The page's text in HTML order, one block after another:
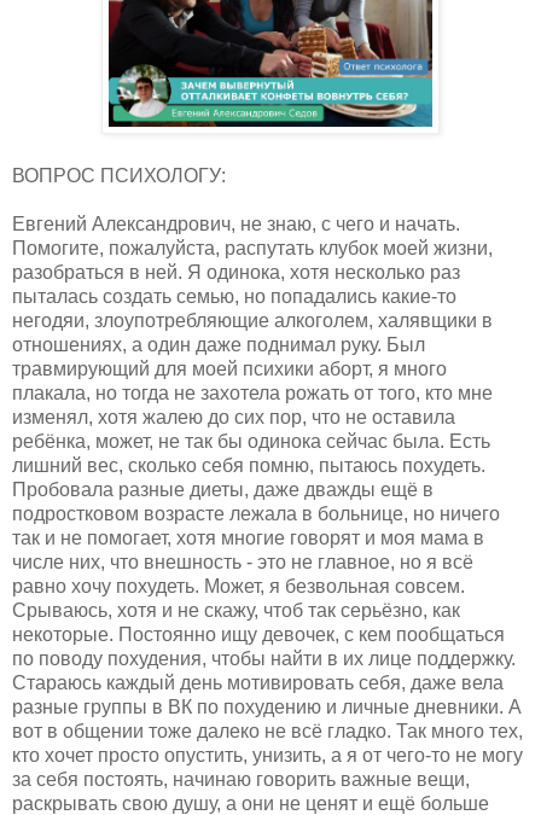
ВОПРОС ПСИХОЛОГУ:
Евгений Александрович, не знаю, с чего и начать.
Помогите, пожалуйста, распутать клубок моей жизни,
разобраться в ней. Я одинока, хотя несколько раз
пыталась создать семью, но попадались какие-то
негодяи, злоупотребляющие алкоголем, халявщики в
отношениях, а один даже поднимал руку. Был
травмирующий для моей психики аборт, я много
плакала, но тогда не захотела рожать от того, кто мне
изменял, хотя жалею до сих пор, что не оставила
ребёнка, может, не так бы одинока сейчас была. Есть
лишний вес, сколько себя помню, пытаюсь похудеть.
Пробовала разные диеты, даже дважды ещё в
подростковом возрасте лежала в больнице, но ничего
так и не помогает, хотя многие говорят и моя мама в
числе них, что внешность - это не главное, но я всё
равно хочу похудеть. Может, я безвольная совсем.
Срываюсь, хотя и не скажу, чтоб так серьёзно, как
некоторые. Постоянно ищу девочек, с кем пообщаться
по поводу похудения, чтобы найти в их лице поддержку.
Стараюсь каждый день мотивировать себя, даже вела
разные группы в ВК по похудению и личные дневники. А
вот в общении тоже далеко не всё гладко. Так много тех,
кто хочет просто опустить, унизить, а я от чего-то не могу
за себя постоять, начинаю говорить важные вещи,
раскрывать свою душу, а они не ценят и ещё больше